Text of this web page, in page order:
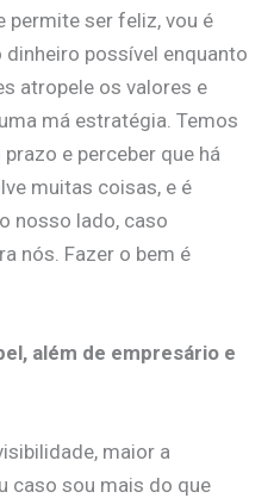
permite ser feliz, vou é
possível enquanto
atropel​e os valores e
má estratégia. Temos
e perceber que há
muitas coisas, e é
nosso lado, caso
nós. Fazer o bem é
além de empresário e
maior a
caso sou mais do que